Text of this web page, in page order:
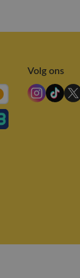
Volg ons